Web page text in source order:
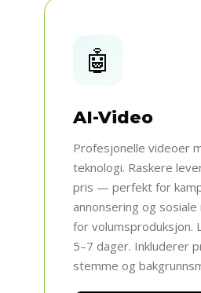
🤖
AI-Video
Profesjonelle videoer
teknologi. Raskere
pris — perfekt for
annonsering og sosiale
for volumsproduksjon.
5–7 dager. Inkluderer
stemme og